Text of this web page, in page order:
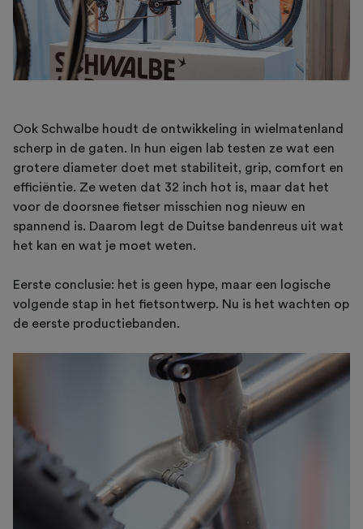
Ook Schwalbe houdt de ontwikkeling in wielmatenland
scherp in de gaten. In hun eigen lab testen ze wat een
grotere diameter doet met stabiliteit, grip, comfort en
efficiëntie. Ze weten dat 32 inch hot is, maar dat het
voor de doorsnee fietser misschien nog nieuw en
spannend is. Daarom legt de Duitse bandenreus uit wat
het kan en wat je moet weten.
Eerste conclusie: het is geen hype, maar een logische
volgende stap in het fietsontwerp. Nu is het wachten op
de eerste productiebanden.